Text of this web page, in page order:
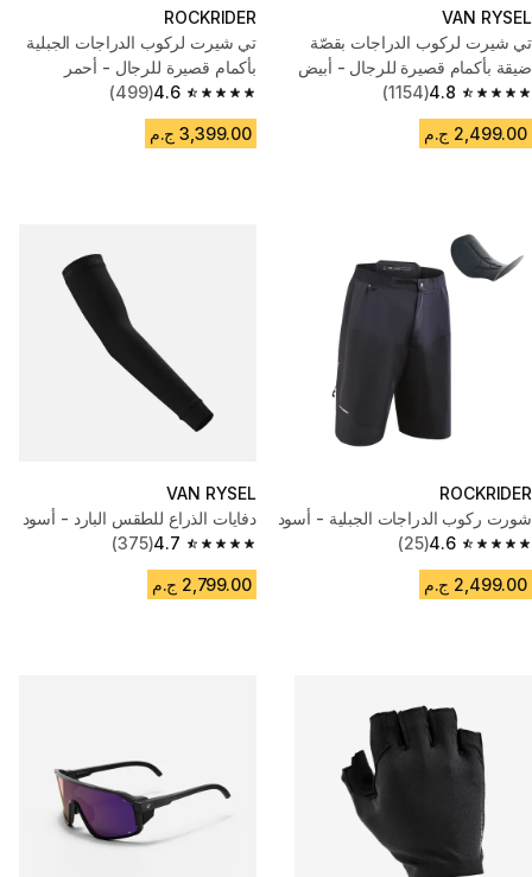
VAN RYSEL
تي شيرت لركوب الدراجات بقصّة
ضيقة بأكمام قصيرة للرجال - أبيض
4.8
4.8 out of 5 stars from 1154 reviews
(1154)
2,499.00 ج.م
ROCKRIDER
تي شيرت لركوب الدراجات الجبلية
بأكمام قصيرة للرجال - أحمر
4.6
4.6 out of 5 stars from 499 reviews
(499)
3,399.00 ج.م
ROCKRIDER
شورت ركوب الدراجات الجبلية - أسود
4.6
4.6 out of 5 stars from 25 reviews
(25)
2,499.00 ج.م
VAN RYSEL
دفايات الذراع للطقس البارد - أسود
4.7
4.7 out of 5 stars from 375 reviews
(375)
2,799.00 ج.م